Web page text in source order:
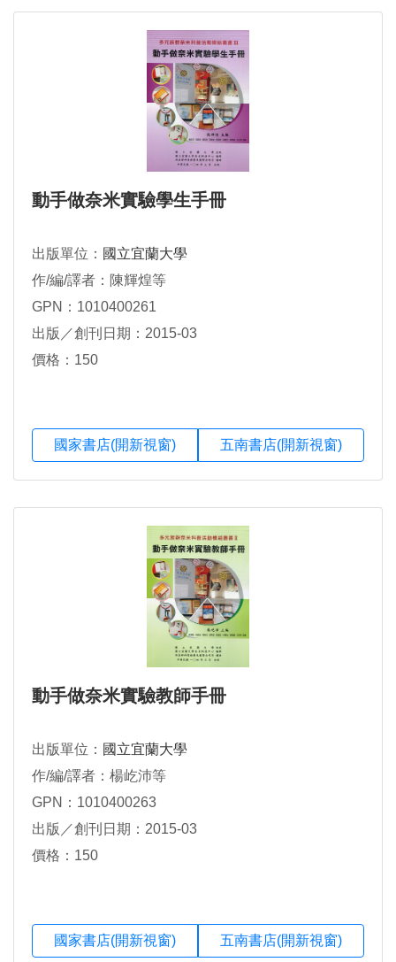
動手做奈米實驗學生手冊
出版單位： 國立宜蘭大學
作/編/譯者：陳輝煌等
GPN：1010400261
出版／創刊日期：2015-03
價格：150
國家書店(開新視窗) 五南書店(開新視窗)
動手做奈米實驗教師手冊
出版單位： 國立宜蘭大學
作/編/譯者：楊屹沛等
GPN：1010400263
出版／創刊日期：2015-03
價格：150
國家書店(開新視窗) 五南書店(開新視窗)